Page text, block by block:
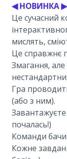
◀ НОВИНКА ▶
Це сучасний
мислять,
Це справжнє
Змагання,
Гра
(або з ним).
Завантажуєте
почалась!)
Команди
Кожне